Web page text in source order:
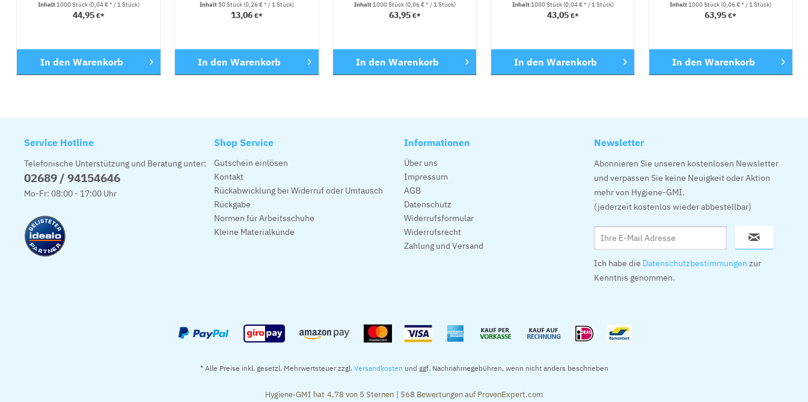
Inhalt1000 Stück(0,04 € * / 1 Stück)
44,95€*
In den Warenkorb
Inhalt 50 Stück(0,26 € * / 1 Stück)
13,06 €*
In den Warenkorb
Inhalt1000 Stück(0,06 € * / 1 Stück)
63,95 €*
In den Warenkorb
Inhalt1000 Stück(0,04 € * / 1 Stück)
43,05 €*
In den Warenkorb
Inhalt1000 Stück(0,06 € * / 1 Stück)
63,95€*
In den Warenkorb
Service Hotline
Telefonische Unterstützung und Beratung unter:
02689 / 94154646
Mo-Fr: 08:00 - 17:00 Uhr
Shop Service
Gutschein einlösen
Kontakt
Rückabwicklung bei Widerruf oder Umtausch
Rückgabe
Normen für Arbeitsschuhe
Kleine Materialkunde
Informationen
Über uns
Impressum
AGB
Datenschutz
Widerrufsformular
Widerrufsrecht
Zahlung und Versand
Newsletter
Abonnieren Sie unseren kostenlosen Newsletter
und verpassen Sie keine Neuigkeit oder Aktion
mehr von Hygiene-GMI.
(jederzeit kostenlos wieder abbestellbar)
Ich habe die Datenschutzbestimmungen zur
Kenntnis genommen.
* Alle Preise inkl. gesetzl. Mehrwertsteuer zzgl. Versandkosten und ggf. Nachnahmegebühren, wenn nicht anders beschrieben
Hygiene-GMI hat 4,78 von 5 Sternen | 568 Bewertungen auf ProvenExpert.com